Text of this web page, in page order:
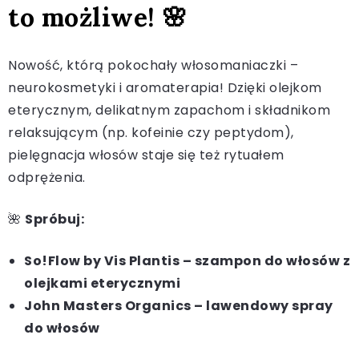
to możliwe! 🌸
Nowość, którą pokochały włosomaniaczki –
neurokosmetyki i aromaterapia! Dzięki olejkom
eterycznym, delikatnym zapachom i składnikom
relaksującym (np. kofeinie czy peptydom),
pielęgnacja włosów staje się też rytuałem
odprężenia.
🌺 Spróbuj:
So!Flow by Vis Plantis – szampon do włosów z
olejkami eterycznymi
John Masters Organics – lawendowy spray
do włosów